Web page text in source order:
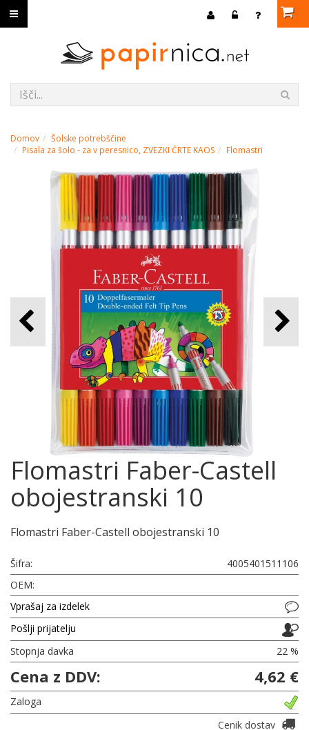
Domov
Šolske potrebščine
Pisala za šolo - za v peresnico, ZVEZKI ČRTE KAOS
Flomastri
Flomastri Faber-Castell
obojestranski 10
Flomastri Faber-Castell obojestranski 10
Šifra:
4005401511106
OEM:
Vprašaj za izdelek
Pošlji prijatelju
Stopnja davka
22 %
Cena z DDV: 4,62 €
Zaloga
Cenik dostav